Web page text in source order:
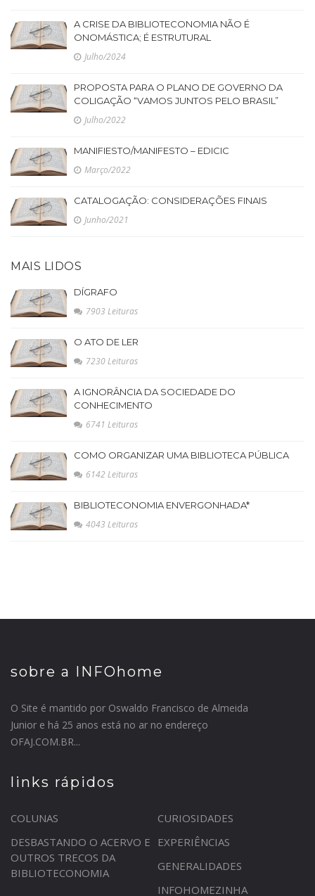
A CRISE DA BIBLIOTECONOMIA NÃO É
ONOMÁSTICA; É ESTRUTURAL
Julho/2024
PROPOSTA PARA O PLANO DE GOVERNO DA
COLIGAÇÃO “VAMOS JUNTOS PELO BRASIL”
Julho/2022
MANIFIESTO/MANIFESTO – EDICIC
Março/2022
CATALOGAÇÃO: CONSIDERAÇÕES FINAIS
Junho/2021
MAIS LIDOS
DÍGRAFO
7903 Leituras
O ATO DE LER
7230 Leituras
A IGNORÂNCIA DA SOCIEDADE DO
CONHECIMENTO
6741 Leituras
COMO ORGANIZAR UMA BIBLIOTECA PÚBLICA
6142 Leituras
BIBLIOTECONOMIA ENVERGONHADA*
4043 Leituras
sobre a INFOhome
O Site é mantido por Oswaldo Francisco de Almeida
Junior e há 25 anos está no ar no endereço
OFAJ.COM.BR...
links rápidos
COLUNAS
CURIOSIDADES
DESBASTANDO O ACERVO E
OUTROS TRECOS DA
BIBLIOTECONOMIA
EXPERIÊNCIAS
GENERALIDADES
INFOHOMEZINHA